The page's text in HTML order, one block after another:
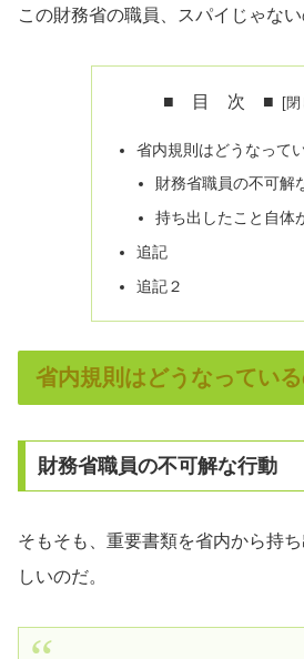
この財務省の職員、スパイじゃない
■ 目 次 ■
省内規則はどうなって
財務省職員の不可解
持ち出したこと自体
追記
追記２
省内規則はどうなってい
財務省職員の不可解な行動
そもそも、重要書類を省内から持
しいのだ。